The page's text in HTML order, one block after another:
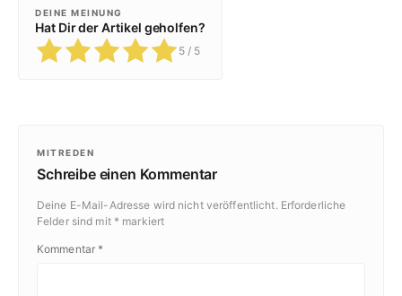
DEINE MEINUNG
Hat Dir der Artikel geholfen?
5 / 5
MITREDEN
Schreibe einen Kommentar
Deine E-Mail-Adresse wird nicht veröffentlicht. Erforderliche
Felder sind mit * markiert
Kommentar *